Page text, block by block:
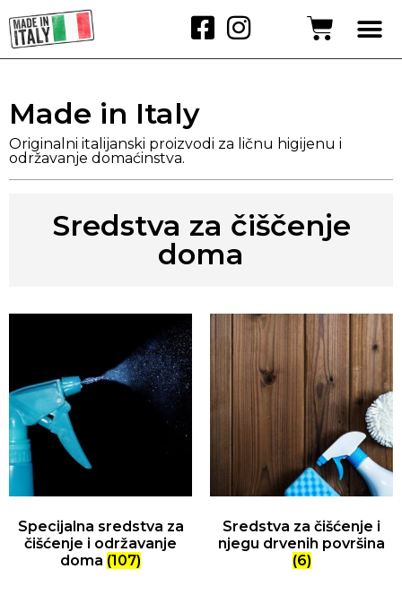
Made in Italy
Originalni italijanski proizvodi za ličnu higijenu i
održavanje domaćinstva.
Sredstva za čiščenje
doma
Specijalna sredstva za
čišćenje i održavanje
doma (107)
Sredstva za čišćenje i
njegu drvenih površina
(6)